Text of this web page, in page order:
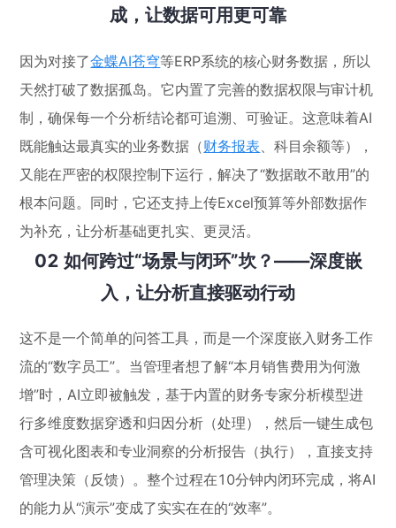
成，让数据可用更可靠
因为对接了金蝶AI苍穹等ERP系统的核心财务数据，所以
天然打破了数据孤岛。它内置了完善的数据权限与审计机
制，确保每一个分析结论都可追溯、可验证。这意味着AI
既能触达最真实的业务数据（财务报表 、科目余额等），
又能在严密的权限控制下运行，解决了“数据敢不敢用”的
根本问题。同时，它还支持上传Excel预算等外部数据作
为补充，让分析基础更扎实、更灵活。
02 如何跨过“场景与闭环”坎？——深度嵌
入，让分析直接驱动行动
这不是一个简单的问答工具，而是一个深度嵌入财务工作
流的“数字员工”。当管理者想了解“本月销售费用为何激
增”时，AI立即被触发，基于内置的财务专家分析模型进
行多维度数据穿透和归因分析（处理），然后一键生成包
含可视化图表和专业洞察的分析报告（执行），直接支持
管理决策（反馈）。整个过程在10分钟内闭环完成，将AI
的能力从“演示”变成了实实在在的“效率”。